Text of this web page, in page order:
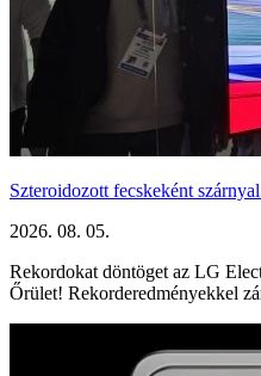
Szteroidozott fecskeként
2026. 08. 05.
Rekordokat döntöget az LG
Őrület! Rekorderedményekkel